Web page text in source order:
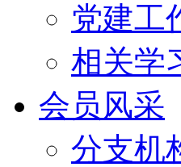
党建工
相关学
会员风采
分支机